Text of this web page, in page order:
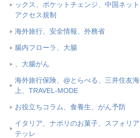
ックス、ポケットチェンジ、中国ネット
アクセス規制
海外旅行、安全情報、外務省
腸内フローラ、大腸
、大腸がん
海外旅行保険、@とらべる、三井住友海
上、TRAVEL-MODE
お役立ちコラム、食養生、がん予防
イタリア、ナポリのお菓子、スフォリア
テッレ